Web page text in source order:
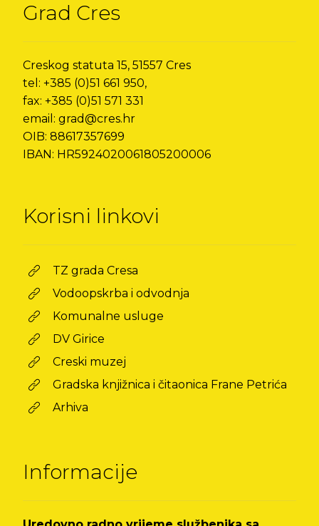
Grad Cres
Creskog statuta 15, 51557 Cres
tel: +385 (0)51 661 950,
fax: +385 (0)51 571 331
email: grad@cres.hr
OIB: 88617357699
IBAN: HR5924020061805200006
Korisni linkovi
TZ grada Cresa
Vodoopskrba i odvodnja
Komunalne usluge
DV Girice
Creski muzej
Gradska knjižnica i čitaonica Frane Petrića
Arhiva
Informacije